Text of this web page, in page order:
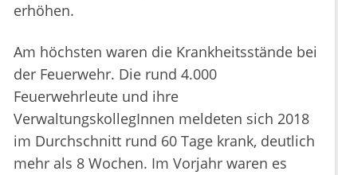
erhöhen.
Am höchsten waren die Krankheitsstände bei
der Feuerwehr. Die rund 4.000
Feuerwehrleute und ihre
VerwaltungskollegInnen meldeten sich 2018
im Durchschnitt rund 60 Tage krank, deutlich
mehr als 8 Wochen. Im Vorjahr waren es